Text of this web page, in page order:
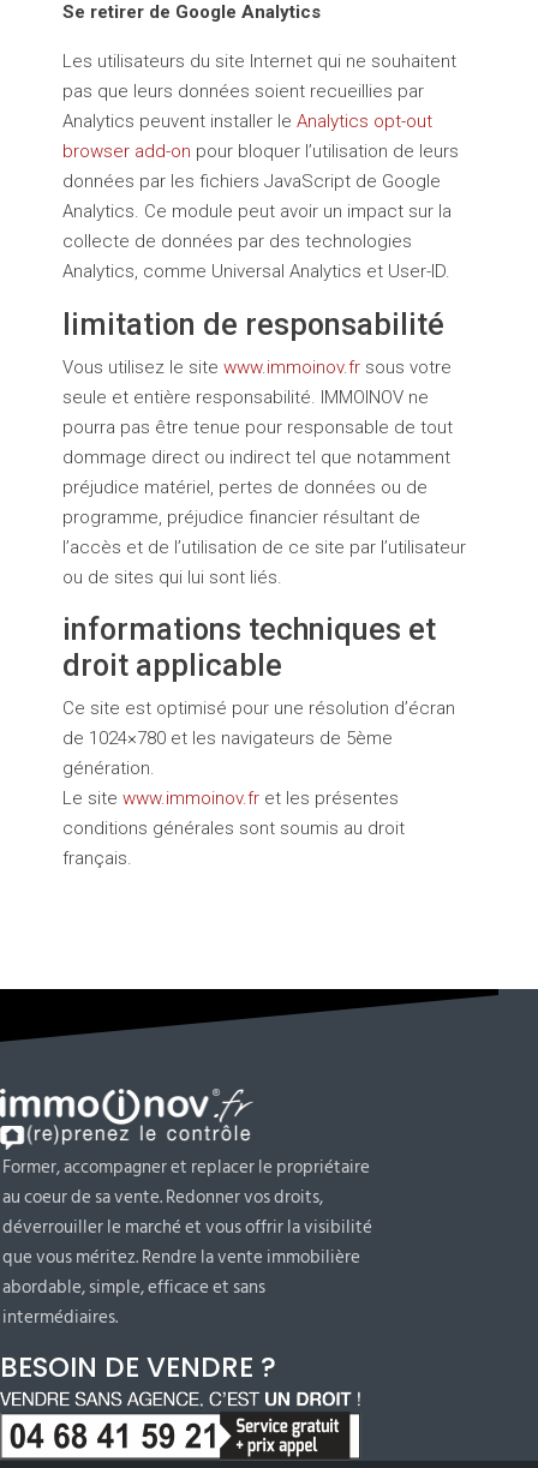
Se retirer de Google Analytics
Les utilisateurs du site Internet qui ne souhaitent
pas que leurs données soient recueillies par
Analytics peuvent installer le Analytics opt-out
browser add-on pour bloquer l’utilisation de leurs
données par les fichiers JavaScript de Google
Analytics. Ce module peut avoir un impact sur la
collecte de données par des technologies
Analytics, comme Universal Analytics et User-ID.
limitation de responsabilité
Vous utilisez le site www.immoinov.fr sous votre
seule et entière responsabilité. IMMOINOV ne
pourra pas être tenue pour responsable de tout
dommage direct ou indirect tel que notamment
préjudice matériel, pertes de données ou de
programme, préjudice financier résultant de
l’accès et de l’utilisation de ce site par l’utilisateur
ou de sites qui lui sont liés.
informations techniques et
droit applicable
Ce site est optimisé pour une résolution d’écran
de 1024×780 et les navigateurs de 5ème
génération.
Le site www.immoinov.fr et les présentes
conditions générales sont soumis au droit
français.
Former, accompagner et replacer le propriétaire
au coeur de sa vente. Redonner vos droits,
déverrouiller le marché et vous offrir la visibilité
que vous méritez. Rendre la vente immobilière
abordable, simple, efficace et sans
intermédiaires.
BESOIN DE VENDRE ?